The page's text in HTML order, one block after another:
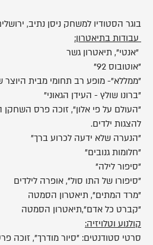
בוגר הסטודיו למשחק ניסן נתיב, ירושלים,
עבודות בתיאטרון:
"אנטי", תיאטרון גשר
"אוטובוס 92"
"ממללא"- מופע רב תחומי מבית היוצר
"ברונו שולץ - העידן הגאוני"
"העולם על פי אלון", זוכה פרס
להצגות ילדים.
"הנערה שלא ידעה לכרוע ברך"
"חלומות גנובים"
"סיפור לילה"
"סיפורו של התו סול", אופרה לילדים
"מרד המתים", תיאטרון הסמטה
"קברט כל אדם",תיאטרון הסמטה
קולנוע וטלויזיה: